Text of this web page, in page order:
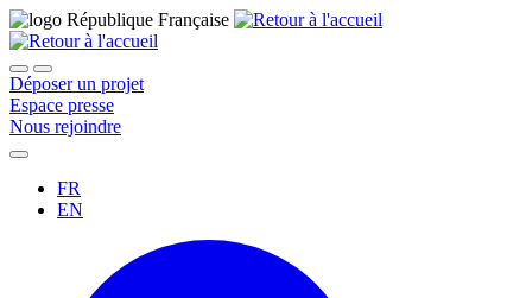
Déposer un projet
Espace presse
Nous rejoindre
FR
EN